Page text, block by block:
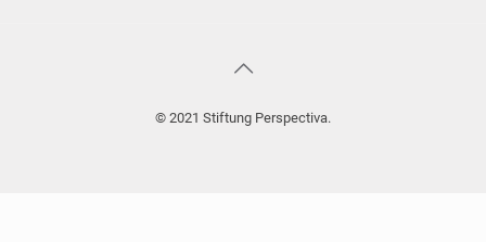
© 2021 Stiftung Perspectiva.